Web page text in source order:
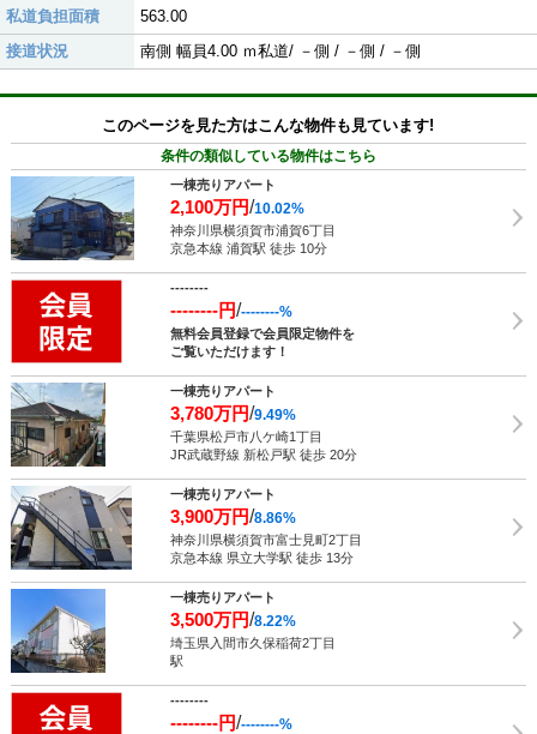
私道負担面積
563.00
接道状況
南側 幅員4.00 ｍ私道/ －側 / －側 / －側
このページを見た方はこんな物件も見ています!
条件の類似している物件はこちら
一棟売りアパート
2,100万円/10.02%
神奈川県横須賀市浦賀6丁目
京急本線 浦賀駅 徒歩 10分
--------
--------円/--------%
無料会員登録で会員限定物件を
ご覧いただけます！
一棟売りアパート
3,780万円/9.49%
千葉県松戸市八ケ崎1丁目
JR武蔵野線 新松戸駅 徒歩 20分
一棟売りアパート
3,900万円/8.86%
神奈川県横須賀市富士見町2丁目
京急本線 県立大学駅 徒歩 13分
一棟売りアパート
3,500万円/8.22%
埼玉県入間市久保稲荷2丁目
駅
--------
--------円/--------%